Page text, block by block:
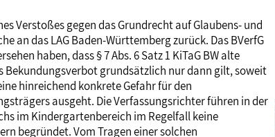
Verstoßes gegen das Grundrecht auf Glaubens- und
an das LAG Baden-Württemberg zurück. Das BVerfG
haben, dass § 7 Abs. 6 Satz 1 KiTaG BW alte
Bekundungsverbot grundsätzlich nur dann gilt, soweit
hinreichend konkrete Gefahr für den
ausgeht. Die Verfassungsrichter führen in der
im Kindergartenbereich im Regelfall keine
begründet. Vom Tragen einer solchen